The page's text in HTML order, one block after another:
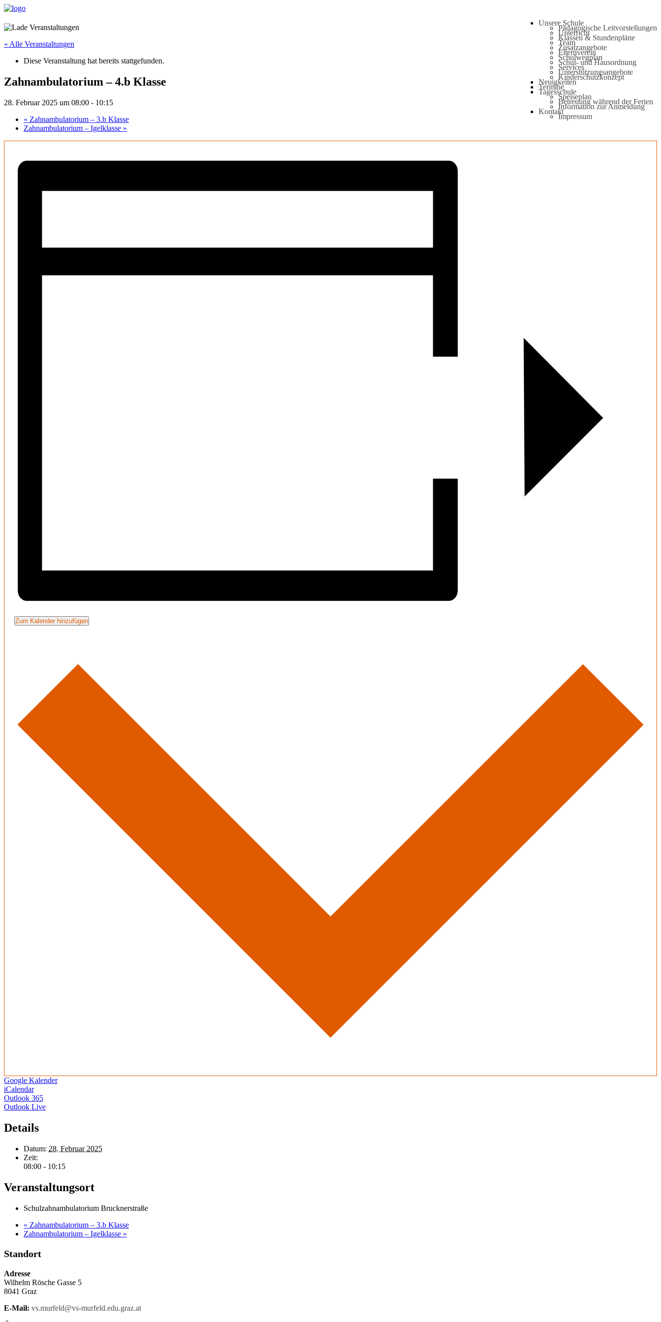
Unsere Schule
Pädagogische Leitvorstellungen
Unterricht
Klassen & Stundenpläne
Team
Zusatzangebote
Elternverein
Schulwegplan
Schul- und Hausordnung
Services
Unterstützungsangebote
Kinderschutzkonzept
Neuigkeiten
Termine
Tagesschule
Speiseplan
Betreuung während der Ferien
Information zur Anmeldung
Kontakt
Impressum
« Alle Veranstaltungen
Diese Veranstaltung hat bereits stattgefunden.
Zahnambulatorium – 4.b Klasse
28. Februar 2025 um 08:00 - 10:15
« Zahnambulatorium – 3.b Klasse
Zahnambulatorium – Igelklasse »
Zum Kalender hinzufügen
Google Kalender
iCalendar
Outlook 365
Outlook Live
Details
Datum: 28. Februar 2025
Zeit:
08:00 - 10:15
Veranstaltungsort
Schulzahnambulatorium Brucknerstraße
« Zahnambulatorium – 3.b Klasse
Zahnambulatorium – Igelklasse »
Standort
Adresse
Wilhelm Rösche Gasse 5
8041 Graz
E-Mail: vs.murfeld@vs-murfeld.edu.graz.at